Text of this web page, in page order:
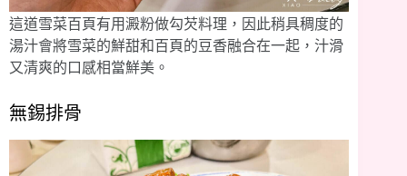
這道雪菜百頁有用澱粉做勾芡料理，因此稍具稠度的
湯汁會將雪菜的鮮甜和百頁的豆香融合在一起，汁滑
又清爽的口感相當鮮美。
無錫排骨